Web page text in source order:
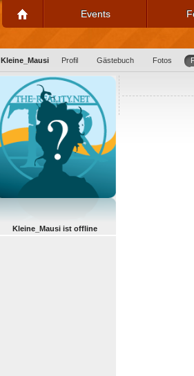
Events
Kleine_Mausi Profil Gästebuch Fotos
Kleine_Mausi ist offline